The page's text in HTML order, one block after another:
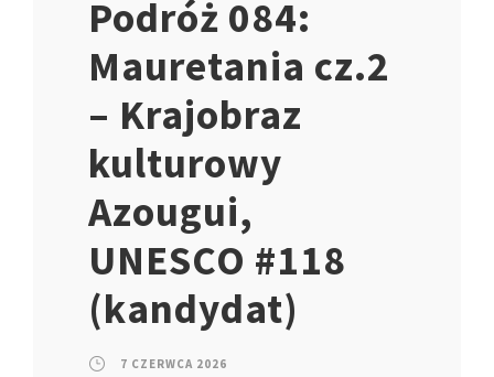
Podróż 084:
Mauretania cz.2
– Krajobraz
kulturowy
Azougui,
UNESCO #118
(kandydat)
7 CZERWCA 2026